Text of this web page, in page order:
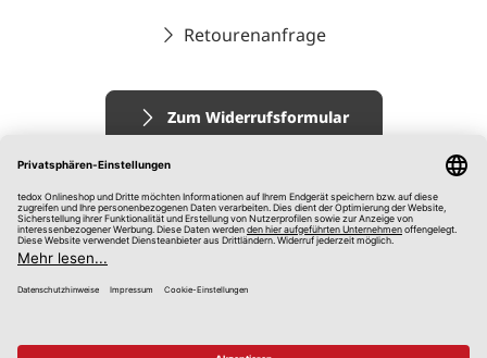
Retourenanfrage
Zum Widerrufsformular
Impressum
AGB
Datenschutz